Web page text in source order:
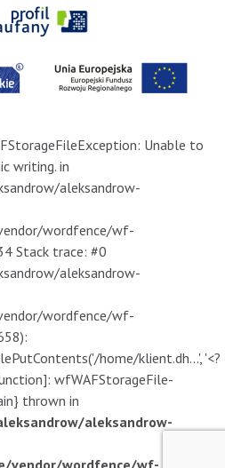
Unable to
writing. in
aleksandrow-
wordfence/wf-
Stack trace: #0
aleksandrow-
wordfence/wf-
home/klient.dh...', '<?
wfWAFStorageFile-
thrown in
aleksandrow-
vendor/wordfence/wf-